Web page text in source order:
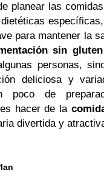
planear las
para mantener la
sin gluten
personas,
deliciosa y
poco de
hacer de la
divertida y